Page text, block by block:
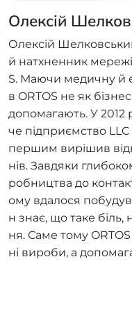
Олексій
Олексій
й натхненник
S. Маючи медичну й
в ORTOS не як
допомагають. У
че підприємство LLC
першим вирішив
нів. Завдяки
робництва до
ому вдалося
н знає, що таке біль,
ня. Саме тому
ні вироби, а